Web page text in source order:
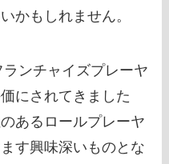
かもしれません。
ンチャイズプレーヤ
にされてきました
あるロールプレーヤ
す興味深いものとな